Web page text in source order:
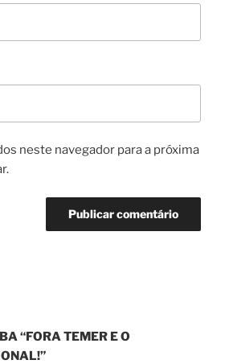
neste navegador para a próxima
“FORA TEMER E O